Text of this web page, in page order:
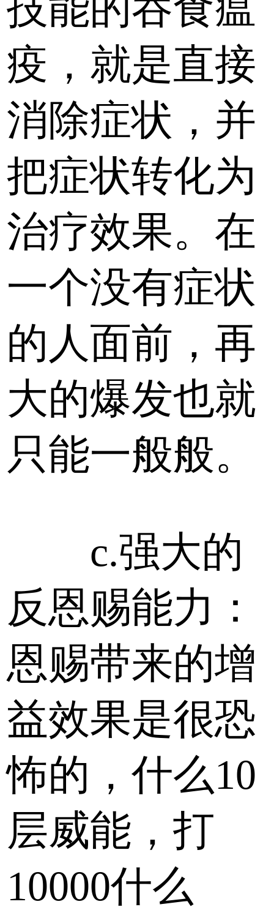
疫，就是直接
消除症状，并
把症状转化为
治疗效果。在
一个没有症状
的人面前，再
大的爆发也就
只能一般般。
c.强大的
反恩赐能力：
恩赐带来的增
益效果是很恐
怖的，什么10
层威能，打
10000什么